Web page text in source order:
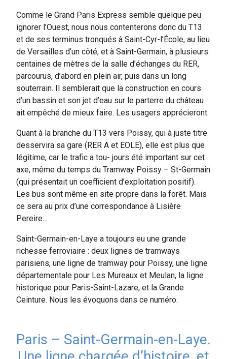
Comme le Grand Paris Express semble quelque peu
ignorer l’Ouest, nous nous contenterons donc du T13
et de ses terminus tronqués à Saint-Cyr-l’École, au lieu
de Versailles d’un côté, et à Saint-Germain, à plusieurs
centaines de mètres de la salle d’échanges du RER,
parcourus, d’abord en plein air, puis dans un long
souterrain. Il semblerait que la construction en cours
d’un bassin et son jet d’eau sur le parterre du château
ait empêché de mieux faire. Les usagers apprécieront.
Quant à la branche du T13 vers Poissy, qui à juste titre
desservira sa gare (RER A et EOLE), elle est plus que
légitime, car le trafic a tou- jours été important sur cet
axe, même du temps du Tramway Poissy – St-Germain
(qui présentait un coefficient d’exploitation positif).
Les bus sont même en site propre dans la forêt. Mais
ce sera au prix d’une correspondance à Lisière
Pereire…
Saint-Germain-en-Laye a toujours eu une grande
richesse ferroviaire : deux lignes de tramways
parisiens, une ligne de tramway pour Poissy, une ligne
départementale pour Les Mureaux et Meulan, la ligne
historique pour Paris-Saint-Lazare, et la Grande
Ceinture. Nous les évoquons dans ce numéro.
Paris – Saint-Germain-en-Laye.